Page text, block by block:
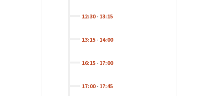
12:30- 13:15
13:15- 14:00
16:15- 17:00
17:00- 17:45